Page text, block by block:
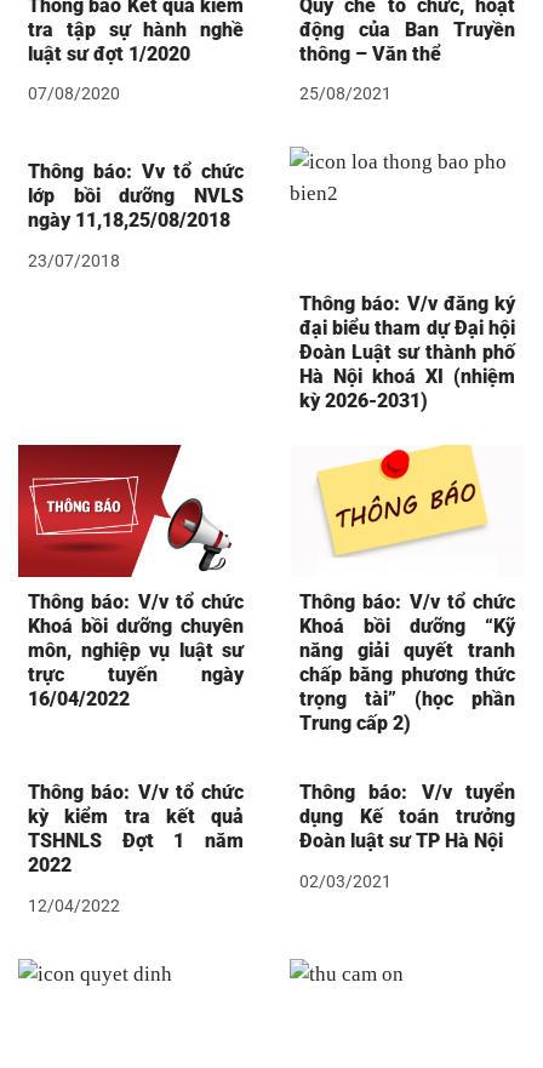
Thông báo Kết quả kiểm
tra tập sự hành nghề
luật sư đợt 1/2020
07/08/2020
Quy chế tổ chức, hoạt
động của Ban Truyền
thông – Văn thể
25/08/2021
Thông báo: Vv tổ chức
lớp bồi dưỡng NVLS
ngày 11,18,25/08/2018
23/07/2018
Thông báo: V/v đăng ký
đại biểu tham dự Đại hội
Đoàn Luật sư thành phố
Hà Nội khoá XI (nhiệm
kỳ 2026-2031)
Thông báo: V/v tổ chức
Khoá bồi dưỡng chuyên
môn, nghiệp vụ luật sư
trực tuyến ngày
16/04/2022
Thông báo: V/v tổ chức
Khoá bồi dưỡng “Kỹ
năng giải quyết tranh
chấp bằng phương thức
trọng tài” (học phần
Trung cấp 2)
Thông báo: V/v tổ chức
kỳ kiểm tra kết quả
TSHNLS Đợt 1 năm
2022
12/04/2022
Thông báo: V/v tuyển
dụng Kế toán trưởng
Đoàn luật sư TP Hà Nội
02/03/2021